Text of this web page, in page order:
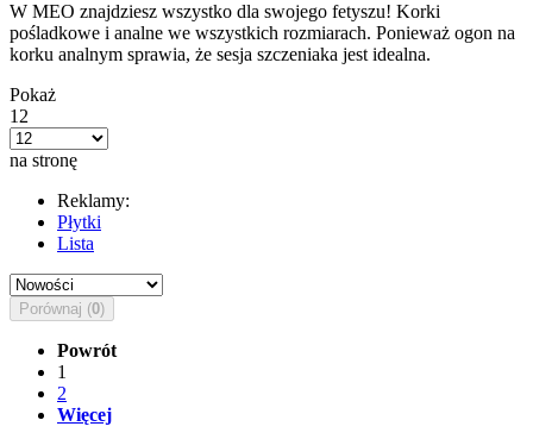
W MEO znajdziesz wszystko dla swojego fetyszu! Korki
pośladkowe i analne we wszystkich rozmiarach. Ponieważ ogon na
korku analnym sprawia, że sesja szczeniaka jest idealna.
Pokaż
12
na stronę
Reklamy:
Płytki
Lista
Porównaj (0)
Powrót
1
2
Więcej